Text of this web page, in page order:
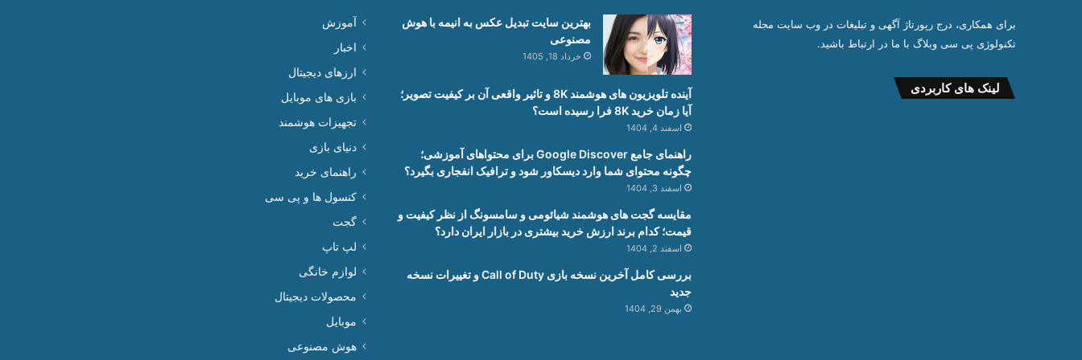
برای همکاری، درج رپورتاژ آگهی و تبلیغات در وب سایت مجله
تکنولوژی پی سی وبلاگ با ما در ارتباط باشید.
لینک های کاربردی
بهترین سایت تبدیل عکس به انیمه با هوش
مصنوعی
خرداد 18, 1405
آینده تلویزیون های هوشمند 8K و تاثیر واقعی آن بر کیفیت تصویر؛
آیا زمان خرید 8K فرا رسیده است؟
اسفند 4, 1404
راهنمای جامع Google Discover برای محتواهای آموزشی؛
چگونه محتوای شما وارد دیسکاور شود و ترافیک انفجاری بگیرد؟
اسفند 3, 1404
مقایسه گجت های هوشمند شیائومی و سامسونگ از نظر کیفیت و
قیمت؛ کدام برند ارزش خرید بیشتری در بازار ایران دارد؟
اسفند 2, 1404
بررسی کامل آخرین نسخه بازی Call of Duty و تغییرات نسخه
جدید
بهمن 29, 1404
آموزش
اخبار
ارزهای دیجیتال
بازی های موبایل
تجهیزات هوشمند
دنیای بازی
راهنمای خرید
کنسول ها و پی سی
گجت
لپ تاپ
لوازم خانگی
محصولات دیجیتال
موبایل
هوش مصنوعی